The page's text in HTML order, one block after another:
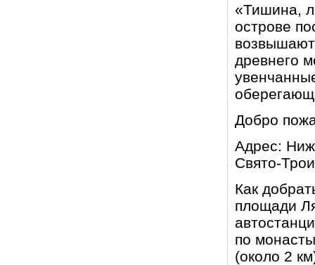
«Тишина,
острове
древнего
Добро
Адрес:
Свято-
Как
площади
по
(около 2